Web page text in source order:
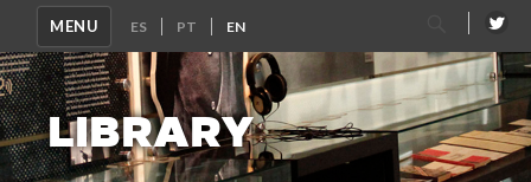
MENU
Search
for:
LIBRARY